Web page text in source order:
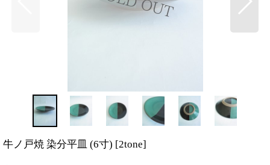
牛ノ戸焼 染分平皿 (6寸) [2tone]